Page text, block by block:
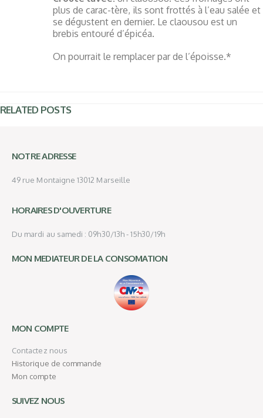
plus de carac-tère, ils sont frottés à l’eau salée et
se dégustent en dernier. Le claousou est un
brebis entouré d’épicéa.
On pourrait le remplacer par de l’époisse.*
RELATED POSTS
NOTRE ADRESSE
49 rue Montaigne 13012 Marseille
HORAIRES D'OUVERTURE
Du mardi au samedi : 09h30/13h - 15h30/19h
MON MEDIATEUR DE LA CONSOMATION
MON COMPTE
Contactez nous
Historique de commande
Mon compte
SUIVEZ NOUS